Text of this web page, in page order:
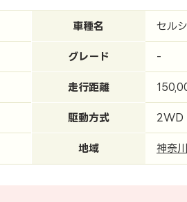
車種名 セル
グレード -
走行距離
駆動方式 2WD
地域 神奈